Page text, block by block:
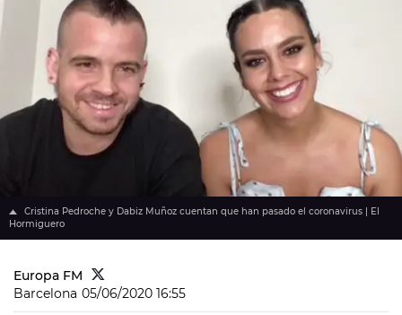
Cristina Pedroche y Dabiz Muñoz cuentan que han pasado el coronavirus | El
Hormiguero
Europa FM
Barcelona 05/06/2020 16:55